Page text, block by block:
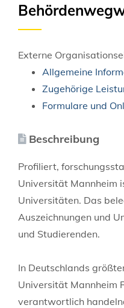
Externe
Allgemeine
Zugehörige
Formulare und
Beschreibung
Profiliert,
Universität Mannheim
Universitäten. Das
Auszeichnungen und
und Studierenden.
In Deutschlands
Universität Mannheim
verantwortlich